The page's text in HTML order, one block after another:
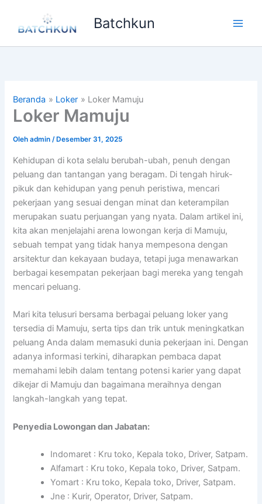
konten
Batchkun
Beranda Loker Loker Mamuju
Loker Mamuju
Olehadmin/ Desember 31, 2025
Kehidupan di kota selalu berubah-ubah, penuh dengan
peluang dan tantangan yang beragam. Di tengah hiruk-
pikuk dan kehidupan yang penuh peristiwa, mencari
pekerjaan yang sesuai dengan minat dan keterampilan
merupakan suatu perjuangan yang nyata. Dalam artikel ini,
kita akan menjelajahi arena lowongan kerja di Mamuju,
sebuah tempat yang tidak hanya mempesona dengan
arsitektur dan kekayaan budaya, tetapi juga menawarkan
berbagai kesempatan pekerjaan bagi mereka yang tengah
mencari peluang.
Mari kita telusuri bersama berbagai peluang loker yang
tersedia di Mamuju, serta tips dan trik untuk meningkatkan
peluang Anda dalam memasuki dunia pekerjaan ini. Dengan
adanya informasi terkini, diharapkan pembaca dapat
memahami lebih dalam tentang potensi karier yang dapat
dikejar di Mamuju dan bagaimana meraihnya dengan
langkah-langkah yang tepat.
Penyedia Lowongan dan Jabatan:
Indomaret : Kru toko, Kepala toko, Driver, Satpam.
Alfamart : Kru toko, Kepala toko, Driver, Satpam.
Yomart : Kru toko, Kepala toko, Driver, Satpam.
Jne : Kurir, Operator, Driver, Satpam.